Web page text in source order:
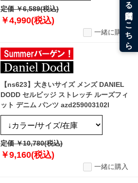
定価 ￥6,589(税込)
￥4,990(税込)
一緒に購入
【ns623】大きいサイズ メンズ DANIEL
DODD セルビッジ ストレッチ ルーズフィ
ット デニム パンツ azd259003102l
定価 ￥10,780(税込)
￥9,160(税込)
一緒に購入